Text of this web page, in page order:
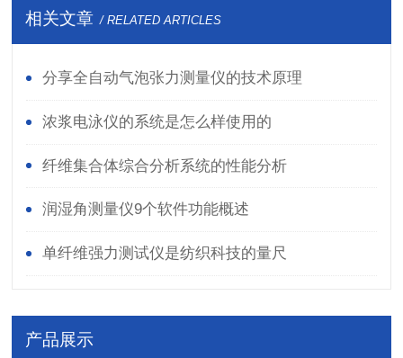
相关文章 / RELATED ARTICLES
分享全自动气泡张力测量仪的技术原理
浓浆电泳仪的系统是怎么样使用的
纤维集合体综合分析系统的性能分析
润湿角测量仪9个软件功能概述
单纤维强力测试仪是纺织科技的量尺
产品展示